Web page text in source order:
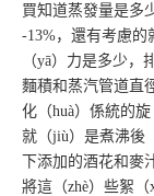
買知道蒸發量是多
-13%，還有考慮的
（yā）力是多少
麵積和蒸汽管道直
化（huà）係統的
就（jiù）是煮沸後
下添加的酒花和麥
將這（zhè）些絮